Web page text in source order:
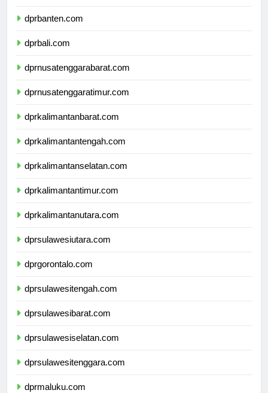
dprbanten.com
dprbali.com
dprnusatenggarabarat.com
dprnusatenggaratimur.com
dprkalimantanbarat.com
dprkalimantantengah.com
dprkalimantanselatan.com
dprkalimantantimur.com
dprkalimantanutara.com
dprsulawesiutara.com
dprgorontalo.com
dprsulawesitengah.com
dprsulawesibarat.com
dprsulawesiselatan.com
dprsulawesitenggara.com
dprmaluku.com